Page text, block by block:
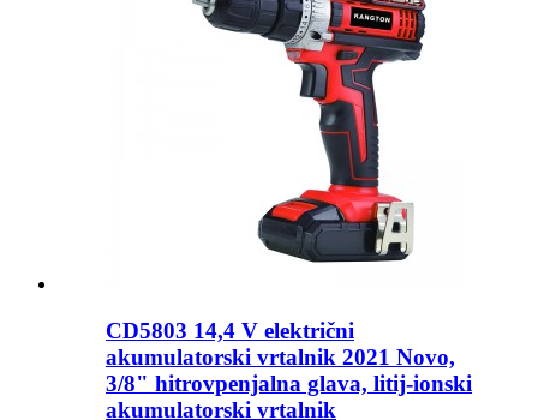
CD5803 14,4 V električni
akumulatorski vrtalnik 2021 Novo,
3/8" hitrovpenjalna glava, litij-ionski
akumulatorski vrtalnik